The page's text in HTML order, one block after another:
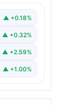
▲ +0.18%
▲ +0.32%
▲ +2.59%
▲ +1.00%